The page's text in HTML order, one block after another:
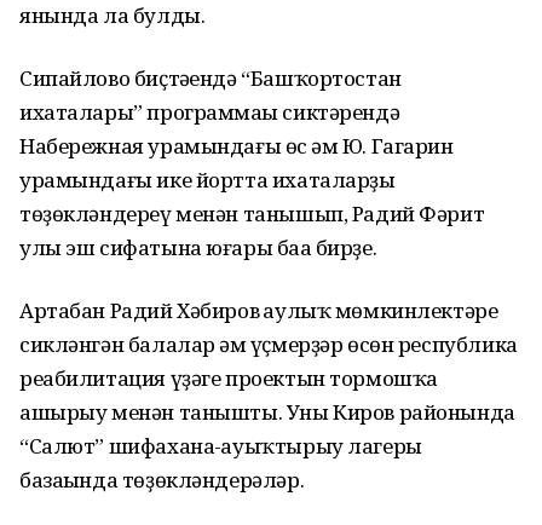
янында ла булды.
Сипайлово биҫтәһендә “Башҡортостан
ихаталары” программаһы сиктәрендә
Набережная урамындағы өс һәм Ю. Гагарин
урамындағы ике йортта ихаталарҙы
төҙөкләндереү менән танышып, Радий Фәрит
улы эш сифатына юғары баһа бирҙе.
Артабан Радий Хәбиров һаулыҡ мөмкинлектәре
сикләнгән балалар һәм үҫмерҙәр өсөн республика
реабилитация үҙәге проектын тормошҡа
ашырыу менән танышты. Уны Киров районында
“Салют” шифахана-һауыҡтырыу лагеры
базаһында төҙөкләндерәләр.